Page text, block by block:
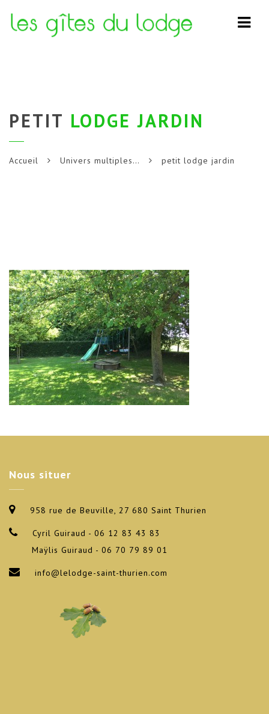
PETIT LODGE JARDIN
Accueil Univers multiples… petit lodge jardin
Nous situer
958 rue de Beuville, 27 680 Saint Thurien
Cyril Guiraud - 06 12 83 43 83
Maÿlis Guiraud - 06 70 79 89 01
info@lelodge-saint-thurien.com